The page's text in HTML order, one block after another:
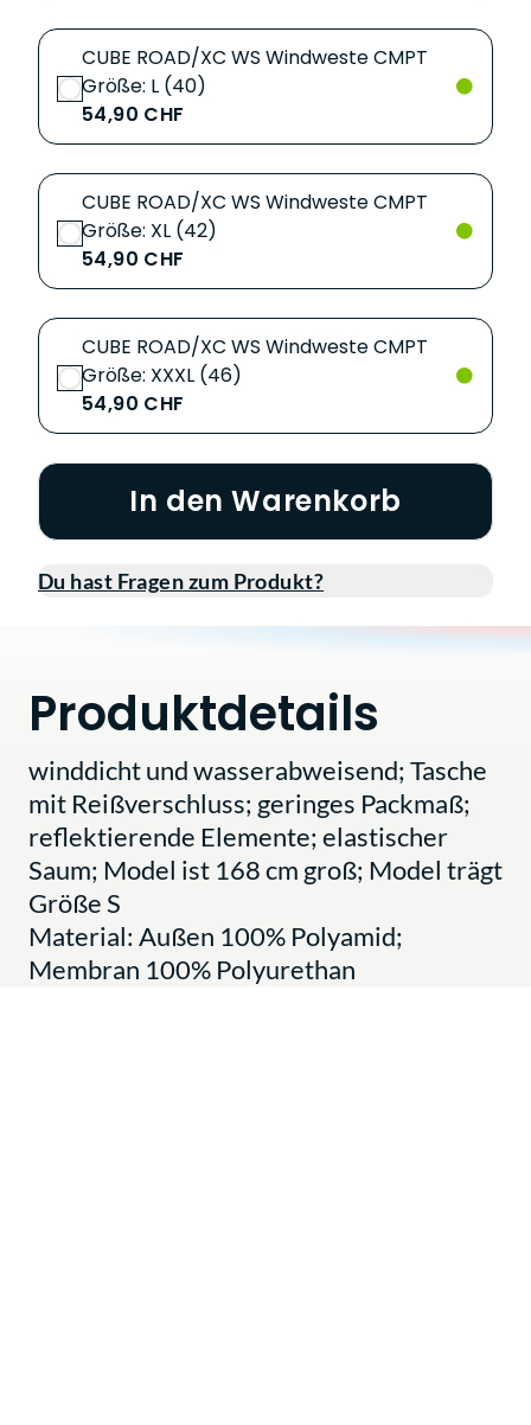
CUBE ROAD/XC WS Windweste CMPT
Größe: L (40)
54,90 CHF
CUBE ROAD/XC WS Windweste CMPT
Größe: XL (42)
54,90 CHF
CUBE ROAD/XC WS Windweste CMPT
Größe: XXXL (46)
54,90 CHF
In den Warenkorb
Du hast Fragen zum Produkt?
Produktdetails
winddicht und wasserabweisend; Tasche
mit Reißverschluss; geringes Packmaß;
reflektierende Elemente; elastischer
Saum; Model ist 168 cm groß; Model trägt
Größe S
Material: Außen 100% Polyamid;
Membran 100% Polyurethan